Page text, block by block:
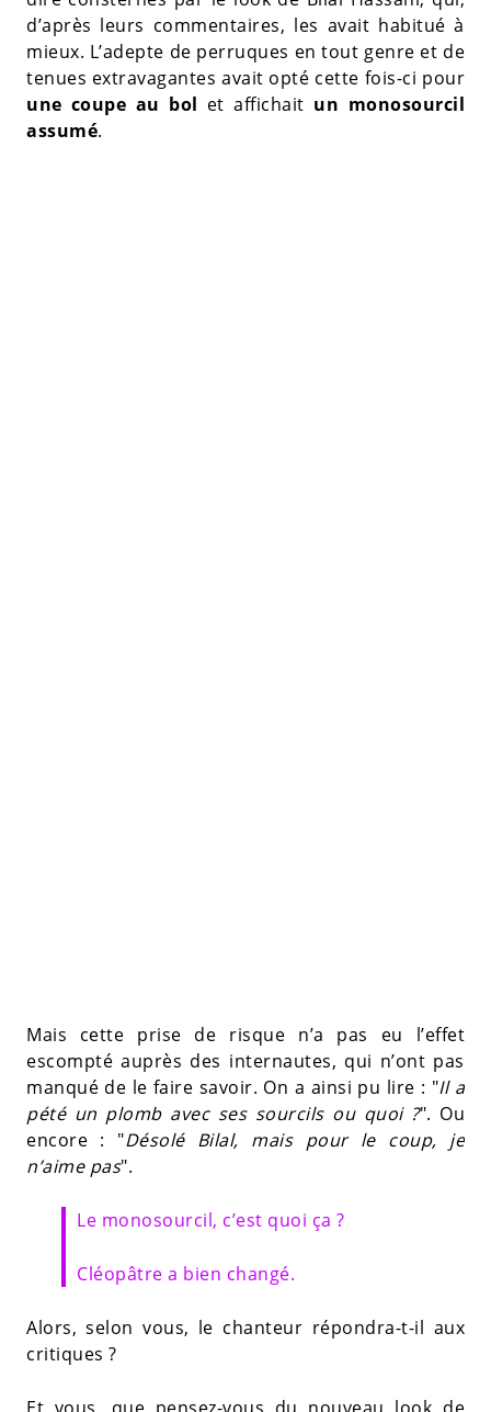
d’après leurs commentaires, les avait habitué à
mieux. L’adepte de perruques en tout genre et de
tenues extravagantes avait opté cette fois-ci pour
une coupe au bol et affichait un monosourcil
assumé.
Mais cette prise de risque n’a pas eu l’effet
escompté auprès des internautes, qui n’ont pas
manqué de le faire savoir. On a ainsi pu lire : "Il a
pété un plomb avec ses sourcils ou quoi ?". Ou
encore : "Désolé Bilal, mais pour le coup, je
n’aime pas".
Le monosourcil, c’est quoi ça ?
Cléopâtre a bien changé.
Alors, selon vous, le chanteur répondra-t-il aux
critiques ?